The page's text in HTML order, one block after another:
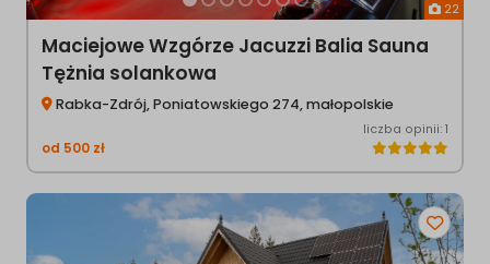
22
Maciejowe Wzgórze Jacuzzi Balia Sauna
Tężnia solankowa
Rabka-Zdrój, Poniatowskiego 274, małopolskie
od 500 zł
liczba opinii: 1